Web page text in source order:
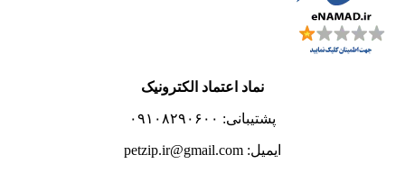
نماد اعتماد الکترونیک
پشتیبانی: ۰۹۱۰۸۲۹۰۶۰۰
ایمیل: petzip.ir@gmail.com